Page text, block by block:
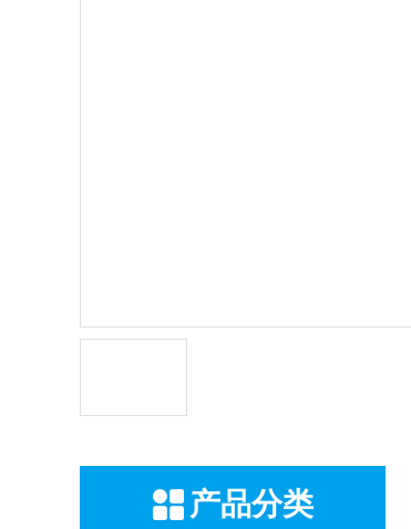
产品分类